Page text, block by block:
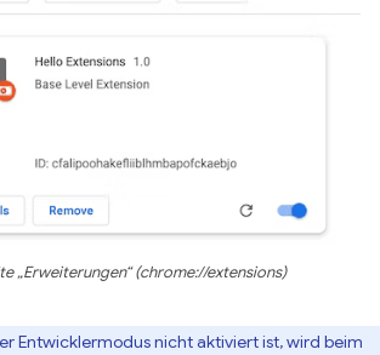
„Erweiterungen“ (chrome://extensions)
Entwicklermodus nicht aktiviert ist, wird beim